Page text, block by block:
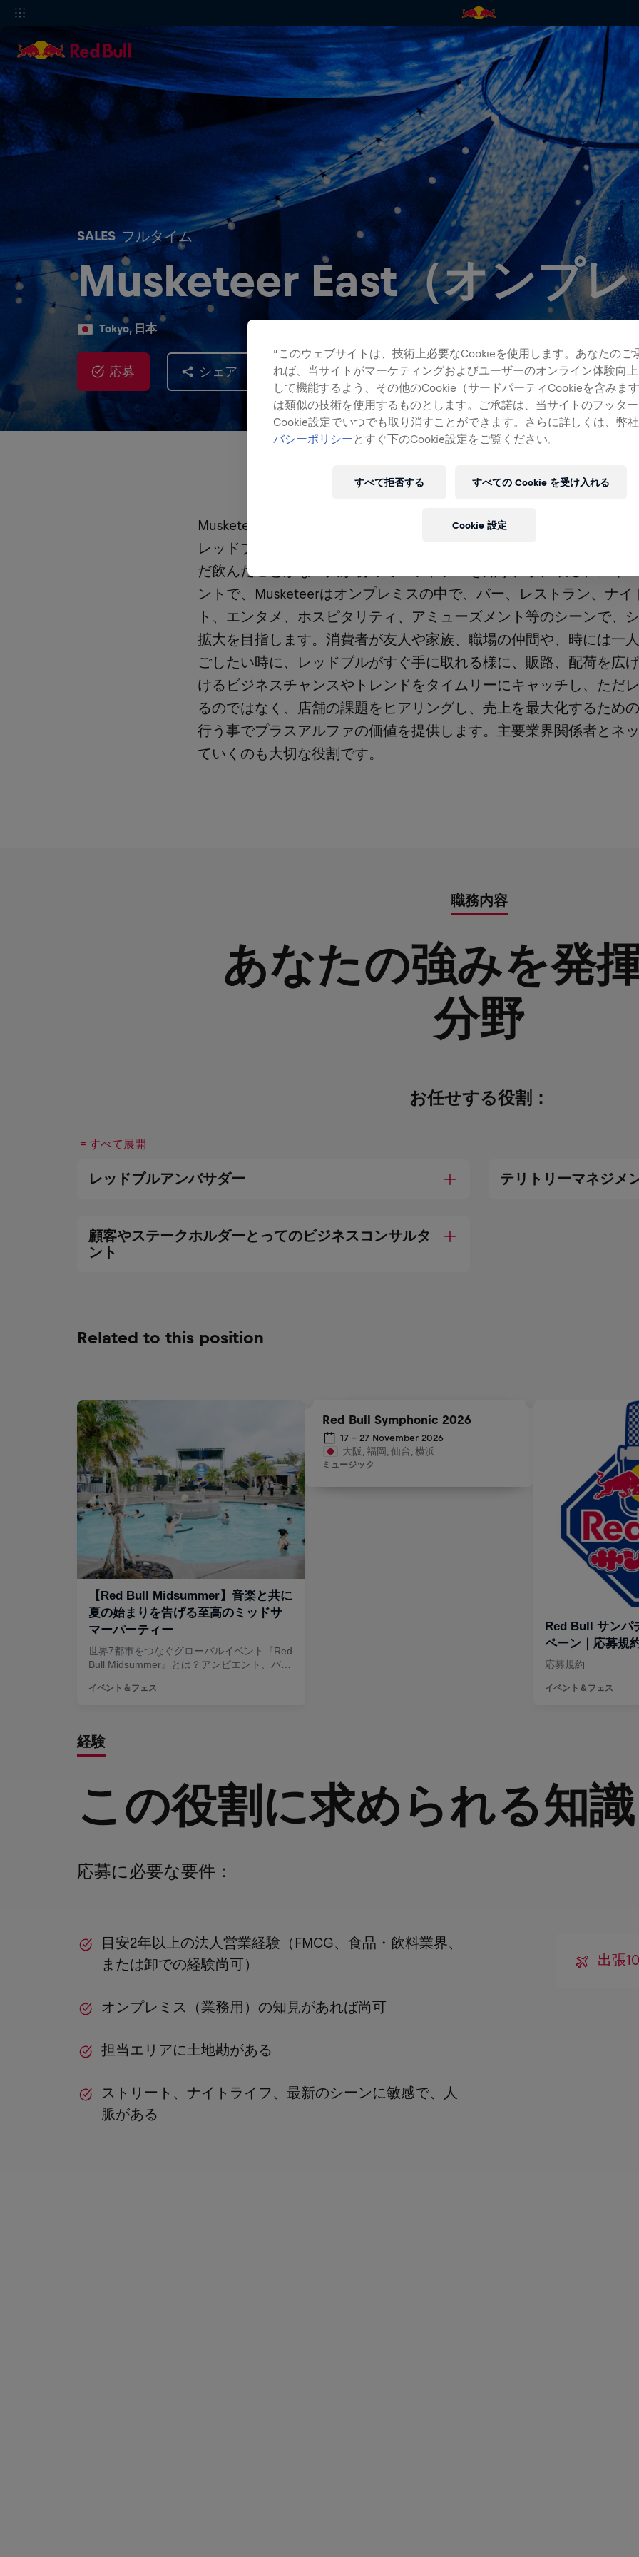
SALES フルタイム
Musketeer East（オンプ
Tokyo, 日本
応募 シェア
Musketeer（マスケッティア）はレッドブルの歴史を創ってきた原
レッドブル・オンプレミス哲学を象徴する存在です。オンプレミス
だ飲んだことがない人が初めてレッドブルを知り、手に取る、メイ
ントで、Musketeerはオンプレミスの中で、バー、レストラン、ナ
ト、エンタメ、ホスピタリティ、アミューズメント等のシーンで、
拡大を目指します。消費者が友人や家族、職場の仲間や、時には一
ごしたい時に、レッドブルがすぐ手に取れる様に、販路、配荷を広
けるビジネスチャンスやトレンドをタイムリーにキャッチし、ただ
るのではなく、店舗の課題をヒアリングし、売上を最大化するため
行う事でプラスアルファの価値を提供します。主要業界関係者とネ
ていくのも大切な役割です。
職務内容
あなたの強みを発
分野
お任せする役割：
= すべて展開
レッドブルアンバサダー テリトリーマネジメ
顧客やステークホルダーとってのビジネスコンサルタ
ント
Related to this position
Red Bull Symphonic 2026
17 - 27 November 2026
大阪, 福岡, 仙台, 横浜
ミュージック
経験
この役割に求められる知
応募に必要な要件：
目安2年以上の法人営業経験（FMCG、食品・飲料業界、
または卸での経験尚可）
オンプレミス（業務用）の知見があれば尚可
担当エリアに土地勘がある
ストリート、ナイトライフ、最新のシーンに敏感で、人
脈がある
出張
”このウェブサイトは、技術上必要なCookieを使用します。あなたのご
れば、当サイトがマーケティングおよびユーザーのオンライン体験向
して機能するよう、その他のCookie（サードパーティCookieを含みま
は類似の技術を使用するものとします。ご承諾は、当サイトのフッタ
Cookie設定でいつでも取り消すことができます。さらに詳しくは、弊
バシーポリシー とすぐ下のCookie設定をご覧ください。
すべて拒否する すべての Cookie を受け入れる
Cookie 設定